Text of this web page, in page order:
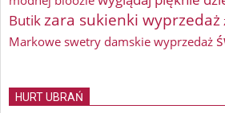
Butikzara sukienki wyprzedaż
Markowe swetry damskie wyprzedaż
HURT UBRAŃ